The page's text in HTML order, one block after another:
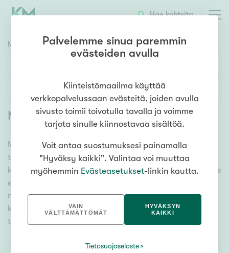
Hae kohteita
Myyntikohteet
1h 2h 3h 4h 5h+
Asuntotyyppi
Kerros-/luhtitalo
Rivitalo/paritalo
Omakoti-/erillistalo
Maa- tai metsätila
Vapaa-ajan asunto
Lisää hakuehtoja
Myytävät asunnot Seinäjoki Pohja
Meiltä löydät myytävät asunnot Seinäjoki Pohja, oli
tarpeesi mikä vain! Tuhansien kohteiden ja satojen
kiinteistönvälittäjien verkostomme auttaa sinua kenties
elämäsi tärkeimmässä päätöksessä. Katso alta kaikki
myytävät asunnot Seinäjoki Pohja. Hyödynnä myös
kätevää hakutyökaluamme, jonka avulla löydät omien
toiveidesi mukaisen kodin.
Palvelemme sinua paremmin
evästeiden avulla
Kiinteistömaailma käyttää
verkkopalvelussaan evästeitä, joiden avulla
sivusto toimii toivotulla tavalla ja voimme
tarjota sinulle kiinnostavaa sisältöä.
Voit antaa suostumuksesi painamalla
"Hyväksy kaikki". Valintaa voi muuttaa
myöhemmin Evästeasetukset-linkin kautta.
VAIN
VÄLTTÄMÄTTÖMÄT
HYVÄKSYN
KAIKKI
Tietosuojaseloste